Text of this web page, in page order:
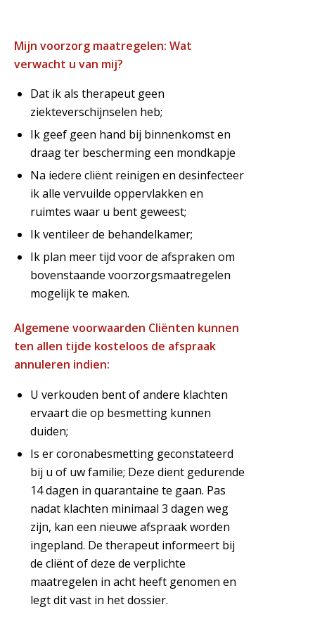
Mijn voorzorg maatregelen: Wat
verwacht u van mij?
Dat ik als therapeut geen
ziekteverschijnselen heb;
Ik geef geen hand bij binnenkomst en
draag ter bescherming een mondkapje
Na iedere cliënt reinigen en desinfecteer
ik alle vervuilde oppervlakken en
ruimtes waar u bent geweest;
Ik ventileer de behandelkamer;
Ik plan meer tijd voor de afspraken om
bovenstaande voorzorgsmaatregelen
mogelijk te maken.
Algemene voorwaarden Cliënten kunnen
ten allen tijde kosteloos de afspraak
annuleren indien:
U verkouden bent of andere klachten
ervaart die op besmetting kunnen
duiden;
Is er coronabesmetting geconstateerd
bij u of uw familie; Deze dient gedurende
14 dagen in quarantaine te gaan. Pas
nadat klachten minimaal 3 dagen weg
zijn, kan een nieuwe afspraak worden
ingepland. De therapeut informeert bij
de cliënt of deze de verplichte
maatregelen in acht heeft genomen en
legt dit vast in het dossier.